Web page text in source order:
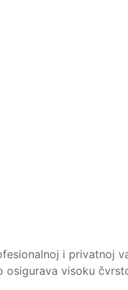
i
osigurava visoku